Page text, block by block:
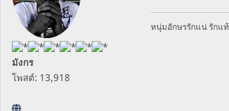
มังกร
โพสต์: 13,918
หนุ่มอักษรรักแน่ รักแ